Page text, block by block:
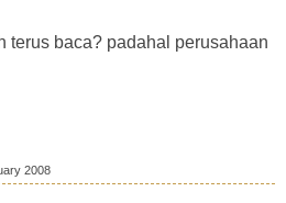
terus baca? padahal perusahaan
2008